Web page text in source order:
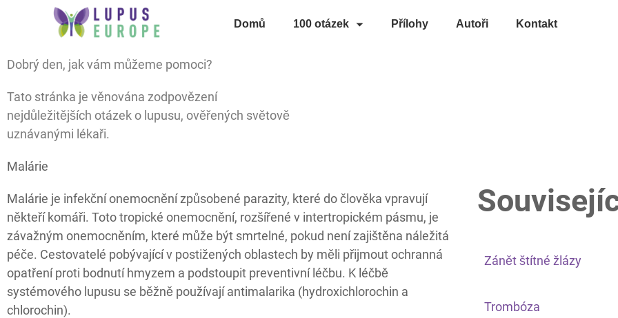
Domů 100 otázek Přílohy Autoři Kontakt
Dobrý den, jak vám můžeme pomoci?
Tato stránka je věnována zodpovězení
nejdůležitějších otázek o lupusu, ověřených světově
uznávanými lékaři.
Malárie
Malárie je infekční onemocnění způsobené parazity, které do člověka vpravují
někteří komáři. Toto tropické onemocnění, rozšířené v intertropickém pásmu, je
závažným onemocněním, které může být smrtelné, pokud není zajištěna náležitá
péče. Cestovatelé pobývající v postižených oblastech by měli přijmout ochranná
opatření proti bodnutí hmyzem a podstoupit preventivní léčbu. K léčbě
systémového lupusu se běžně používají antimalarika (hydroxichlorochin a
chlorochin).
Zánět štítné žlázy
Trombóza